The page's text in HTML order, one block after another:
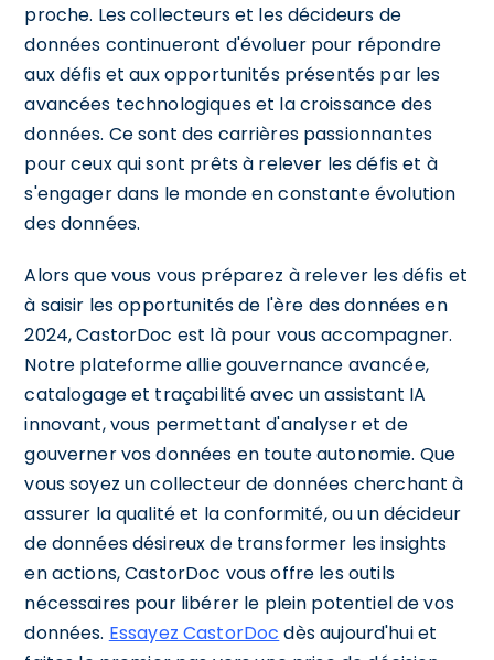
proche. Les collecteurs et les décideurs de
données continueront d'évoluer pour répondre
aux défis et aux opportunités présentés par les
avancées technologiques et la croissance des
données. Ce sont des carrières passionnantes
pour ceux qui sont prêts à relever les défis et à
s'engager dans le monde en constante évolution
des données.
Alors que vous vous préparez à relever les défis et
à saisir les opportunités de l'ère des données en
2024, CastorDoc est là pour vous accompagner.
Notre plateforme allie gouvernance avancée,
catalogage et traçabilité avec un assistant IA
innovant, vous permettant d'analyser et de
gouverner vos données en toute autonomie. Que
vous soyez un collecteur de données cherchant à
assurer la qualité et la conformité, ou un décideur
de données désireux de transformer les insights
en actions, CastorDoc vous offre les outils
nécessaires pour libérer le plein potentiel de vos
données. Essayez CastorDoc dès aujourd'hui et